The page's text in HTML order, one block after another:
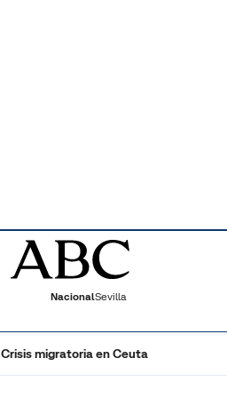
NacionalSevilla
Crisis migratoria en Ceuta